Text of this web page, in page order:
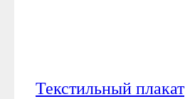
Текстильный плакат